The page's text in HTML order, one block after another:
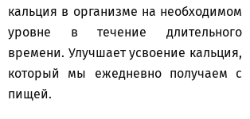
кальция в организме на необходимом
уровне в течение длительного
времени. Улучшает усвоение кальция,
который мы ежедневно получаем с
пищей.